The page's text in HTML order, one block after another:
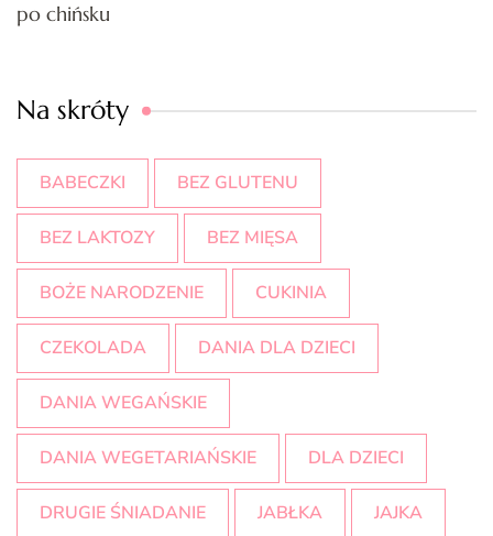
po chińsku
Na skróty
BABECZKI BEZ GLUTENU
BEZ LAKTOZY BEZ MIĘSA
BOŻE NARODZENIE CUKINIA
CZEKOLADA DANIA DLA DZIECI
DANIA WEGAŃSKIE
DANIA WEGETARIAŃSKIE DLA DZIECI
DRUGIE ŚNIADANIE JABŁKA JAJKA